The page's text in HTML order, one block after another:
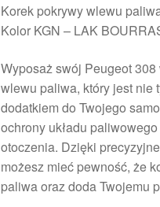
Korek pokrywy wlewu
Kolor KGN – LAK
Wyposaż swój Peugeot
wlewu paliwa, który jest nie
dodatkiem do Twojego
ochrony układu
otoczenia. Dzięki
możesz mieć pewność, że
paliwa oraz doda Twojemu